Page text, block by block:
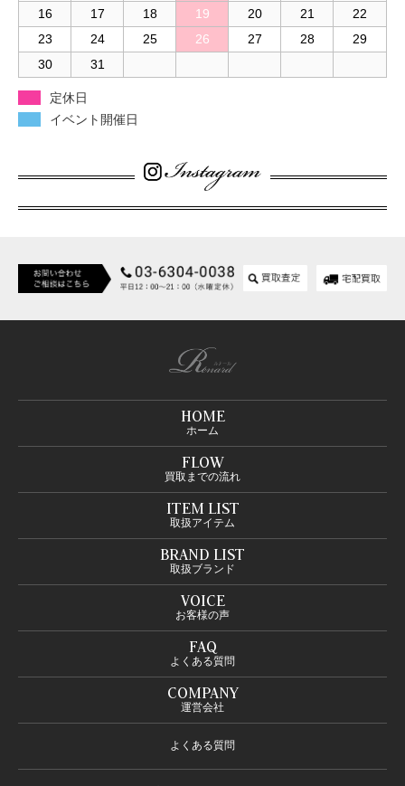
16
17 18 19 20 21
22
23
24 25 26 27 28
29
30
31
定休日
イベント開催日
HOME
ホーム
FLOW
買取までの流れ
ITEM LIST
取扱アイテム
BRAND LIST
取扱ブランド
VOICE
お客様の声
FAQ
よくある質問
COMPANY
運営会社
よくある質問